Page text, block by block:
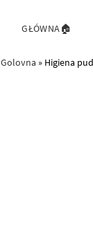
GŁÓWNA🏠
Golovna » Higiena